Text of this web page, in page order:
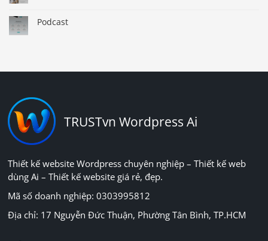
Podcast
TRUSTvn Wordpress Ai
Thiết kế website Wordpress chuyên nghiệp – Thiết kế web
dùng Ai – Thiết kế website giá rẻ, đẹp.
Mã số doanh nghiệp: 0303995812
Địa chỉ: 17 Nguyễn Đức Thuận, Phường Tân Bình, TP.HCM